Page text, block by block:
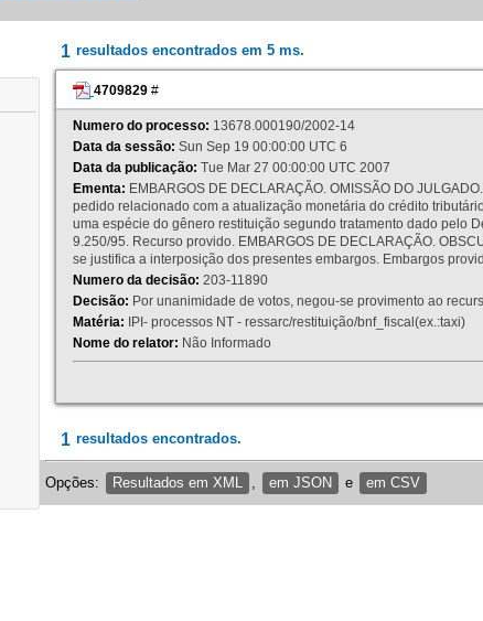
1 resultados encontrados em 5 ms.
4709829 #
Numero do processo: 13678.000190/2002-14
Data da sessão: Sun Sep 19 00:00:00 UTC 6
Data da publicação: Tue Mar 27 00:00:00 UTC 2007
Ementa: EMBARGOS DE DECLARAÇÃO. OMISSÃO DO
pedido relacionado com a atualização monetária do crédito
uma espécie do gênero restituição segundo tratamento dado pelo
9.250/95. Recurso provido. EMBARGOS DE DECLARAÇÃO.
se justifica a interposição dos presentes embargos. Embargos
Numero da decisão: 203-11890
Decisão: Por unanimidade de votos, negou-se provimento ao
Matéria: IPI- processos NT - ressarc/restituição/bnf_fiscal(ex.:taxi)
Nome do relator: Não Informado
1 resultados encontrados.
Opções: Resultados em XML em JSON e em CSV